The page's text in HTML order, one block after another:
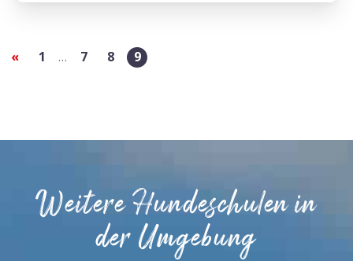
« 1 … 7 8 9
Weitere Hundeschulen in
der Umgebung